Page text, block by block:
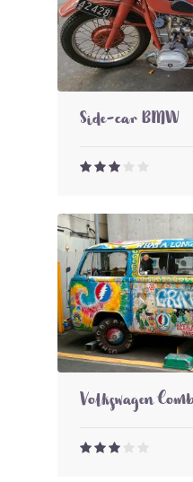
Side-car BMW
Volkswagen